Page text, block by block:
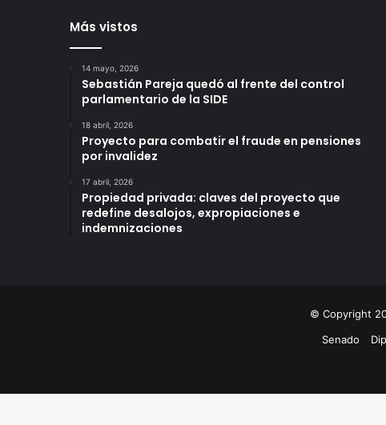
Más vistos
14 mayo, 2026
Sebastián Pareja quedó al frente del control
parlamentario de la SIDE
18 abril, 2026
Proyecto para combatir el fraude en pensiones
por invalidez
17 abril, 2026
Propiedad privada: claves del proyecto que
redefine desalojos, expropiaciones e
indemnizaciones
© Copyright
Senado